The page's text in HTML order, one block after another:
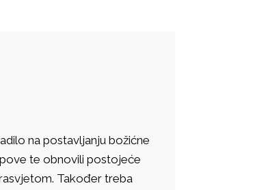
na postavljanju božićne
te obnovili postojeće
Također treba